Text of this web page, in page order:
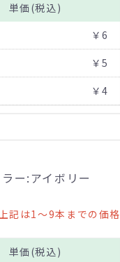
単価(税込)
￥6
￥5
￥4
ー:アイボリー
記は1～9本までの価格
単価(税込)